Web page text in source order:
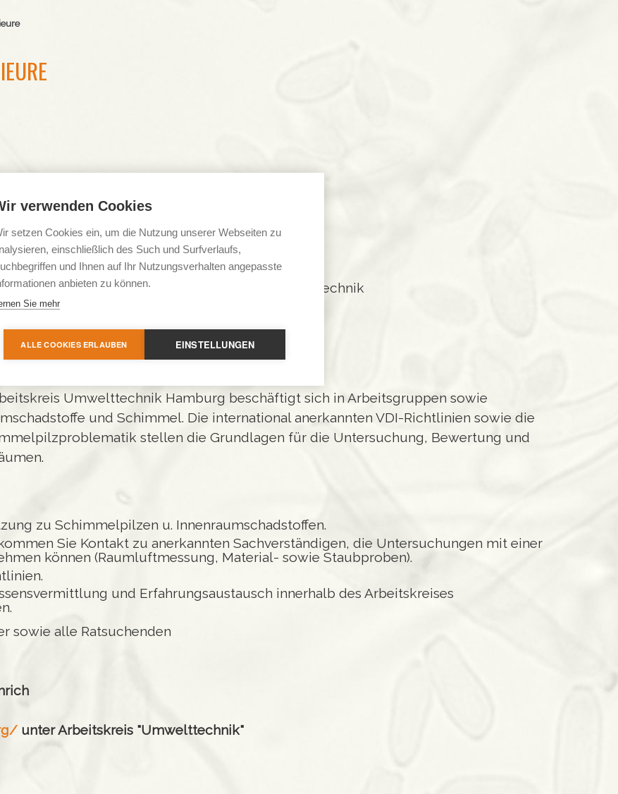
Bezirksverein e.V., Arbeitskreis Umwelttechnik
Umwelttechnik Hamburg beschäftigt sich in Arbeitsgruppen sowie
und Schimmel. Die international anerkannten VDI-Richtlinien sowie die
stellen die Grundlagen für die Untersuchung, Bewertung und
zu Schimmelpilzen u. Innenraumschadstoffen.
Sie Kontakt zu anerkannten Sachverständigen, die Untersuchungen mit einer
können (Raumluftmessung, Material- sowie Staubproben).
und Erfahrungsaustausch innerhalb des Arbeitskreises
sowie alle Ratsuchenden
unter Arbeitskreis "Umwelttechnik"
verwenden Cookies
setzen Cookies ein, um die Nutzung unserer Webseiten zu
einschließlich des Such und Surfverlaufs,
und Ihnen auf Ihr Nutzungsverhalten angepasste
anbieten zu können.
Sie mehr
ALLE COOKIES ERLAUBEN EINSTELLUNGEN